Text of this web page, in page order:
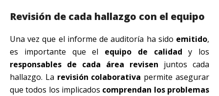
Revisión de cada hallazgo con el equipo
Una vez que el informe de auditoría ha sido emitido,
es importante que el equipo de calidad y los
responsables de cada área revisen juntos cada
hallazgo. La revisión colaborativa permite asegurar
que todos los implicados comprendan los problemas